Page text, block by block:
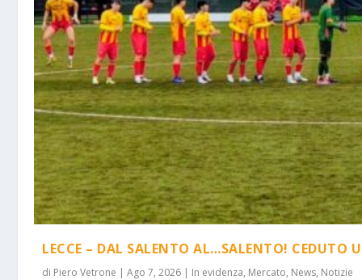
LECCE – DAL SALENTO AL…SALENTO! CEDUTO
di Piero Vetrone |Ago 7, 2026 | In evidenza, Mercato, News, Notizie